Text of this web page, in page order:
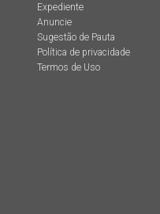
Expediente
Anuncie
Sugestão de Pauta
Política de privacidade
Termos de Uso